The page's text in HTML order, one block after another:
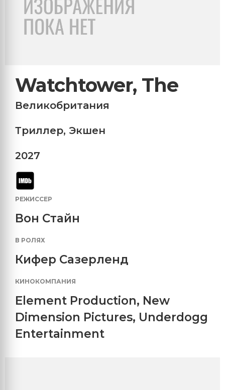
Watchtower, The
Великобритания
Триллер, Экшен
2027
РЕЖИССЕР
Вон Стайн
В РОЛЯХ
Кифер Сазерленд
КИНОКОМПАНИЯ
Element Production, New
Dimension Pictures, Underdogg
Entertainment